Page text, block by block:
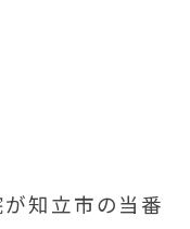
知立市の当番